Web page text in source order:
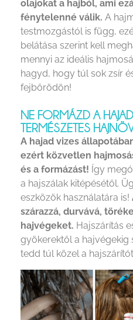
olajokat a hajból, ami
fénytelenné válik. A
testmozgástól is függ,
belátása szerint kell
mennyi az ideális
hagyd, hogy túl sok zsír
fejbőrödön!
NE FORMÁZD A
TERMÉSZETES
A hajad vizes
ezért közvetlen
és a formázást! Így
a hajszálak kitépésétől.
eszközök használatára is!
szárazzá, durvává,
hajvégeket. Hajszárítás
gyökerektől a hajvégekig
tedd túl közel a